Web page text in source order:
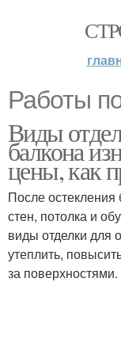
Работы
Виды
балкона
цены, как
После
стен, потолка и
виды отделки для
утеплить,
за поверхностями.